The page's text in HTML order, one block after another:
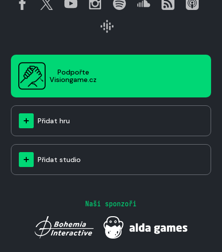
Podpořte
Visiongame.cz
Přidat hru
Přidat studio
Naši sponzoři